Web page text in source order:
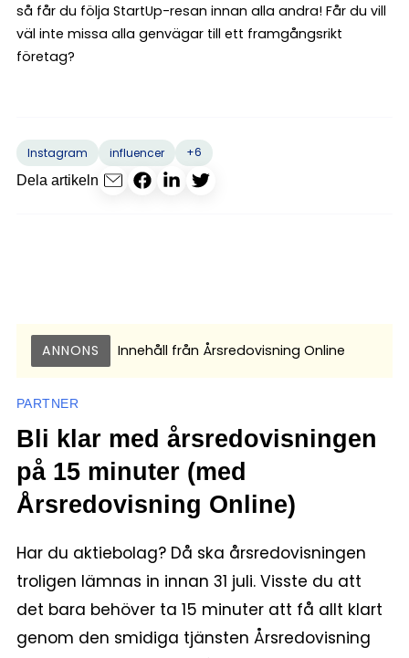
så får du följa StartUp-resan innan alla andra! Får du vill
väl inte missa alla genvägar till ett framgångsrikt
företag?
Instagram influencer
+6
Dela artikeln
ANNONS Innehåll från Årsredovisning Online
PARTNER
Bli klar med årsredovisningen
på 15 minuter (med
Årsredovisning Online)
Har du aktiebolag? Då ska årsredovisningen
troligen lämnas in innan 31 juli. Visste du att
det bara behöver ta 15 minuter att få allt klart
genom den smidiga tjänsten Årsredovisning